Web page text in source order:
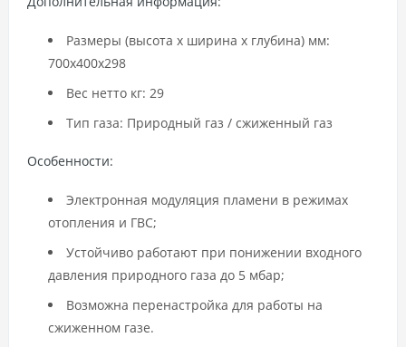
Размеры (высота x ширина x глубина) мм:
700x400x298
Вес нетто кг: 29
Тип газа: Природный газ / сжиженный газ
Особенности:
Электронная модуляция пламени в режимах
отопления и ГВС;
Устойчиво работают при понижении входного
давления природного газа до 5 мбар;
Возможна перенастройка для работы на
сжиженном газе.